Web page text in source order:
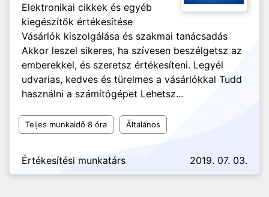
Elektronikai cikkek és egyéb
kiegészítők értékesítése
Vásárlók kiszolgálása és szakmai tanácsadás
Akkor leszel sikeres, ha szívesen beszélgetsz az
emberekkel, és szeretsz értékesíteni. Legyél
udvarias, kedves és türelmes a vásárlókkal Tudd
használni a számítógépet Lehetsz...
Teljes munkaidő 8 óra Általános
Értékesítési munkatárs 2019. 07. 03.